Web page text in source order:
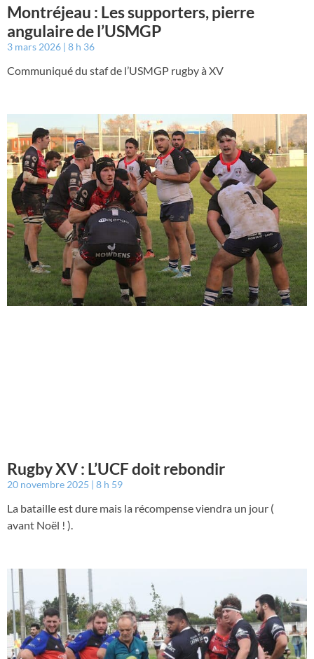
Montréjeau : Les supporters, pierre
angulaire de l’USMGP
3 mars 2026 8 h 36
Communiqué du staf de l’USMGP rugby à XV
Rugby XV : L’UCF doit rebondir
20 novembre 2025 8 h 59
La bataille est dure mais la récompense viendra un jour (
avant Noël ! ).